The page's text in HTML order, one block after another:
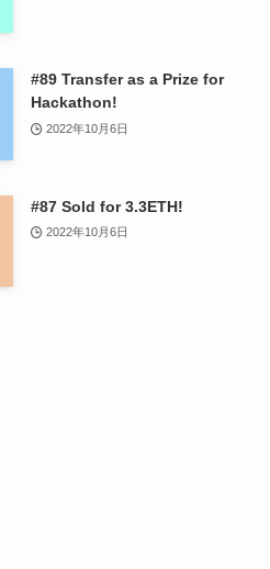
#89 Transfer as a Prize for
Hackathon!
2022年10月6日
#87 Sold for 3.3ETH!
2022年10月6日